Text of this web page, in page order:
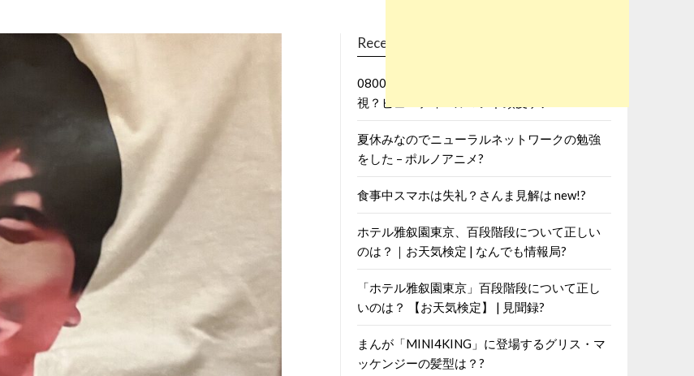
Recent Posts
08001113110の着信は迷惑電話で放置・無
視？ビューティールマンド頭皮ケア？?
夏休みなのでニューラルネットワークの勉強
をした – ポルノアニメ?
食事中スマホは失礼？さんま見解は new!?
ホテル雅叙園東京、百段階段について正しい
のは？｜お天気検定 | なんでも情報局?
「ホテル雅叙園東京」百段階段について正し
いのは？ 【お天気検定】 | 見聞録?
まんが「MINI4KING」に登場するグリス・マ
ッケンジーの髪型は？?